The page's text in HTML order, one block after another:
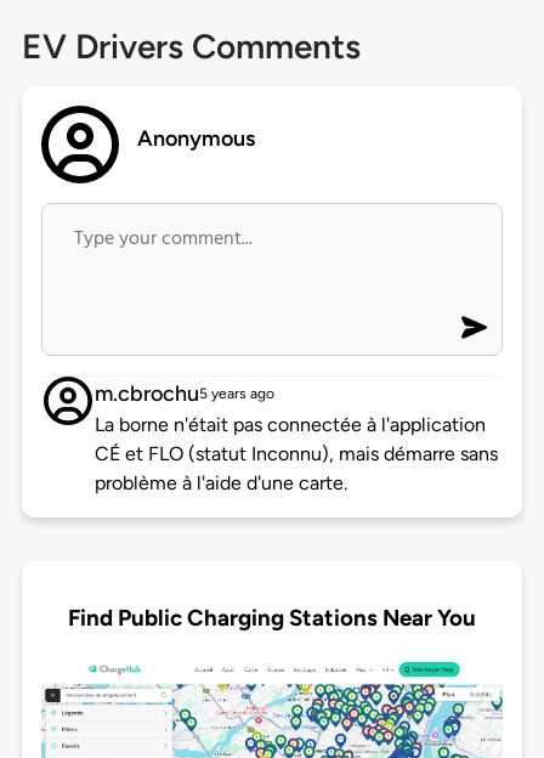
EV Drivers Comments
Anonymous
m.cbrochu5 years ago
La borne n'était pas connectée à l'application
CÉ et FLO (statut Inconnu), mais démarre sans
problème à l'aide d'une carte.
Find Public Charging Stations Near You